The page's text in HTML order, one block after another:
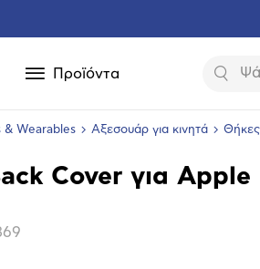
Προϊόντα
& Wearables Αξεσουάρ για κινητά
Cover για Apple